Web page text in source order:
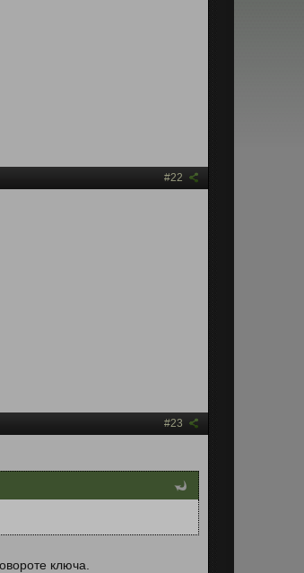
#22
#23
ключа.